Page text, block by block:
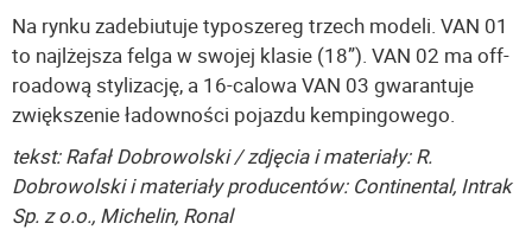
Na rynku zadebiutuje typoszereg trzech modeli. VAN 01
to najlżejsza felga w swojej klasie (18”). VAN 02 ma off-
roadową stylizację, a 16-calowa VAN 03 gwarantuje
zwiększenie ładowności pojazdu kempingowego.
tekst: Rafał Dobrowolski / zdjęcia i materiały: R.
Dobrowolski i materiały producentów: Continental, Intrak
Sp. z o.o., Michelin, Ronal